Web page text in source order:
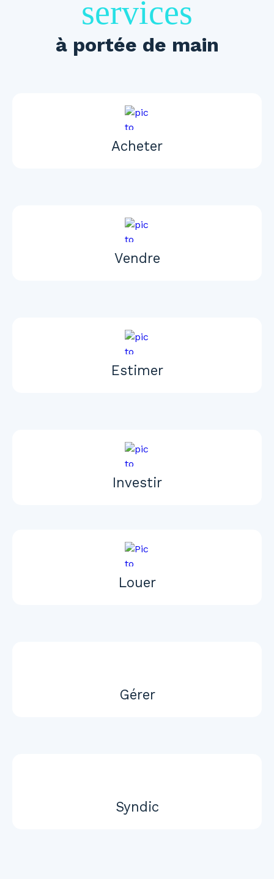
services
à portée de main
Acheter
Vendre
Estimer
Investir
Louer
Gérer
Syndic